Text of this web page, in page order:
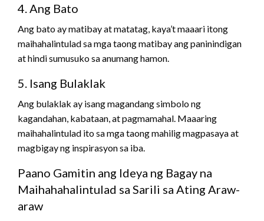
4. Ang Bato
Ang bato ay matibay at matatag, kaya’t maaari itong
maihahalintulad sa mga taong matibay ang paninindigan
at hindi sumusuko sa anumang hamon.
5. Isang Bulaklak
Ang bulaklak ay isang magandang simbolo ng
kagandahan, kabataan, at pagmamahal. Maaaring
maihahalintulad ito sa mga taong mahilig magpasaya at
magbigay ng inspirasyon sa iba.
Paano Gamitin ang Ideya ng Bagay na
Maihahahalintulad sa Sarili sa Ating Araw-
araw